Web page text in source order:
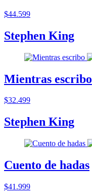
$44.599
Stephen King
Mientras escribo
$32.499
Stephen King
Cuento de hadas
$41.999